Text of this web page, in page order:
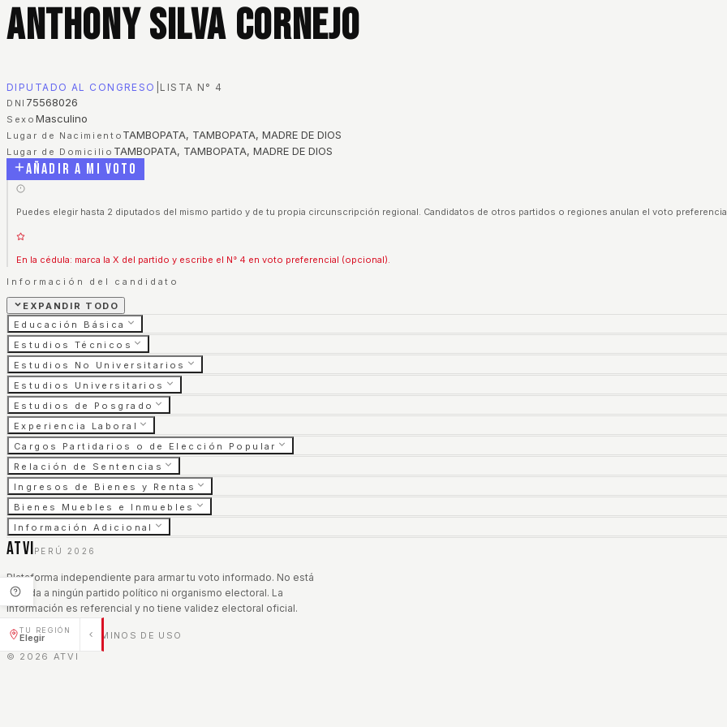
TU REGIÓN
Elegir
Anthony Silva Cornejo
DIPUTADO AL CONGRESO LISTA N° 4
DNI 75568026
Sexo Masculino
Lugar de Nacimiento TAMBOPATA, TAMBOPATA, MADRE DE DIOS
Lugar de Domicilio TAMBOPATA, TAMBOPATA, MADRE DE DIOS
Añadir a mi voto
Puedes elegir hasta 2 diputados del mismo partido y de tu propia circunscripción regional. Candidatos de otros partidos o regiones anulan el voto
En la cédula: marca la X del partido y escribe el N° 4 en voto preferencial (opcional).
Información del candidato
EXPANDIR TODO
Educación Básica
Estudios Técnicos
Estudios No Universitarios
Estudios Universitarios
Estudios de Posgrado
Experiencia Laboral
Cargos Partidarios o de Elección Popular
Relación de Sentencias
Ingresos de Bienes y Rentas
Bienes Muebles e Inmuebles
Información Adicional
ATVI PERÚ 2026
Plataforma independiente para armar tu voto informado. No está
afiliada a ningún partido político ni organismo electoral. La
información es referencial y no tiene validez electoral oficial.
AVISO LEGAL
TÉRMINOS DE USO
© 2026 ATVI